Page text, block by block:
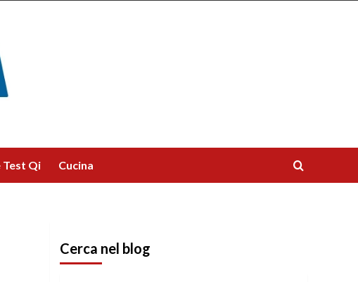
Test Qi Cucina
Cerca nel blog